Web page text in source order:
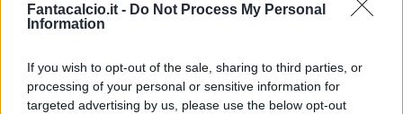
Fantacalcio.it - Do Not Process My Personal
Information
If you wish to opt-out of the sale, sharing to third parties, or
processing of your personal or sensitive information for
targeted advertising by us, please use the below opt-out
Riepilogo stagione
Titolare 36 - 94